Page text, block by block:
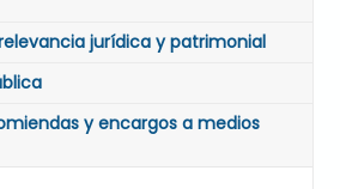
jurídica y patrimonial
y encargos a medios